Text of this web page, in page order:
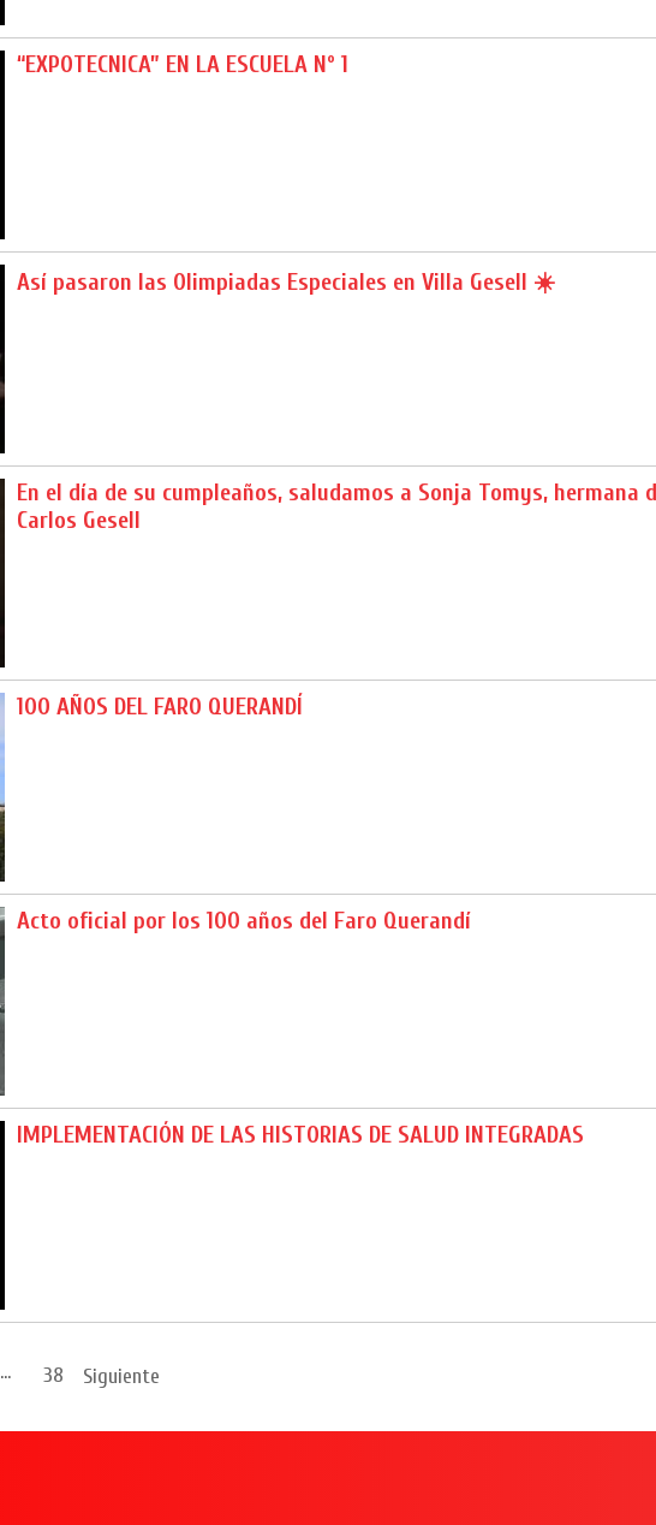
“EXPOTECNICA” EN LA ESCUELA Nº 1
Así pasaron las Olimpiadas Especiales en Villa Gesell ☀️
En el día de su cumpleaños, saludamos a Sonja Tomys, hermana
Carlos Gesell
100 AÑOS DEL FARO QUERANDÍ
Acto oficial por los 100 años del Faro Querandí
IMPLEMENTACIÓN DE LAS HISTORIAS DE SALUD INTEGRADAS
... 38 Siguiente